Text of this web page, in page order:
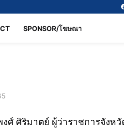
SPONSOR/โฆษณา
ศิริมาตย์ ผู้ว่าราชการจังหวั